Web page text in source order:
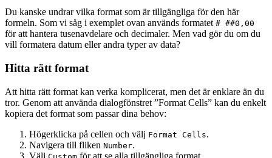
Du kanske undrar vilka format som är tillgängliga för den här
formeln. Som vi såg i exemplet ovan används formatet # ##0,00
för att hantera tusenavdelare och decimaler. Men vad gör du om du
vill formatera datum eller andra typer av data?
Hitta rätt format
Att hitta rätt format kan verka komplicerat, men det är enklare än du
tror. Genom att använda dialogfönstret ”Format Cells” kan du enkelt
kopiera det format som passar dina behov:
Högerklicka på cellen och välj Format Cells.
Navigera till fliken Number.
Välj
för att se alla tillgängliga format.